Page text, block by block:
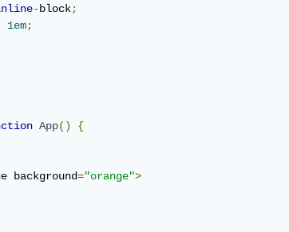
-block;
1em;
App()
{
background="orange">